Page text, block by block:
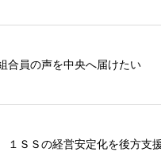
員の声を中央へ届けたい
ＳＳの経営安定化を後方支